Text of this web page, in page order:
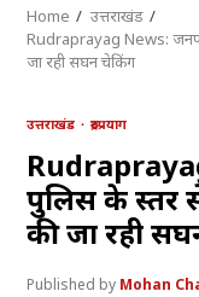
Home
उत्तराखंड
Rudraprayag News:
जा रही सघन चेकिंग
उत्तराखंड रुद्रप्रयाग
पुलिस के
की जा रही
Mohan